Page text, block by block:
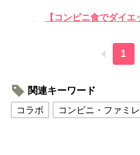
【コンビニ食でダイエ
1
関連キーワード
コラボ
コンビニ・ファミ